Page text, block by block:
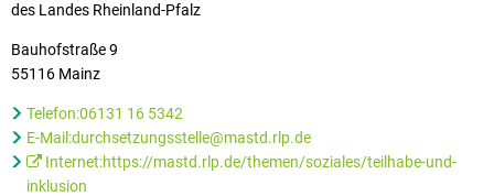
des Landes Rheinland-Pfalz
Bauhofstraße 9
55116 Mainz
Telefon:06131 16 5342
E-Mail:durchsetzungsstelle@mastd.rlp.de
Internet:https://mastd.rlp.de/themen/soziales/teilhabe-und-
inklusion